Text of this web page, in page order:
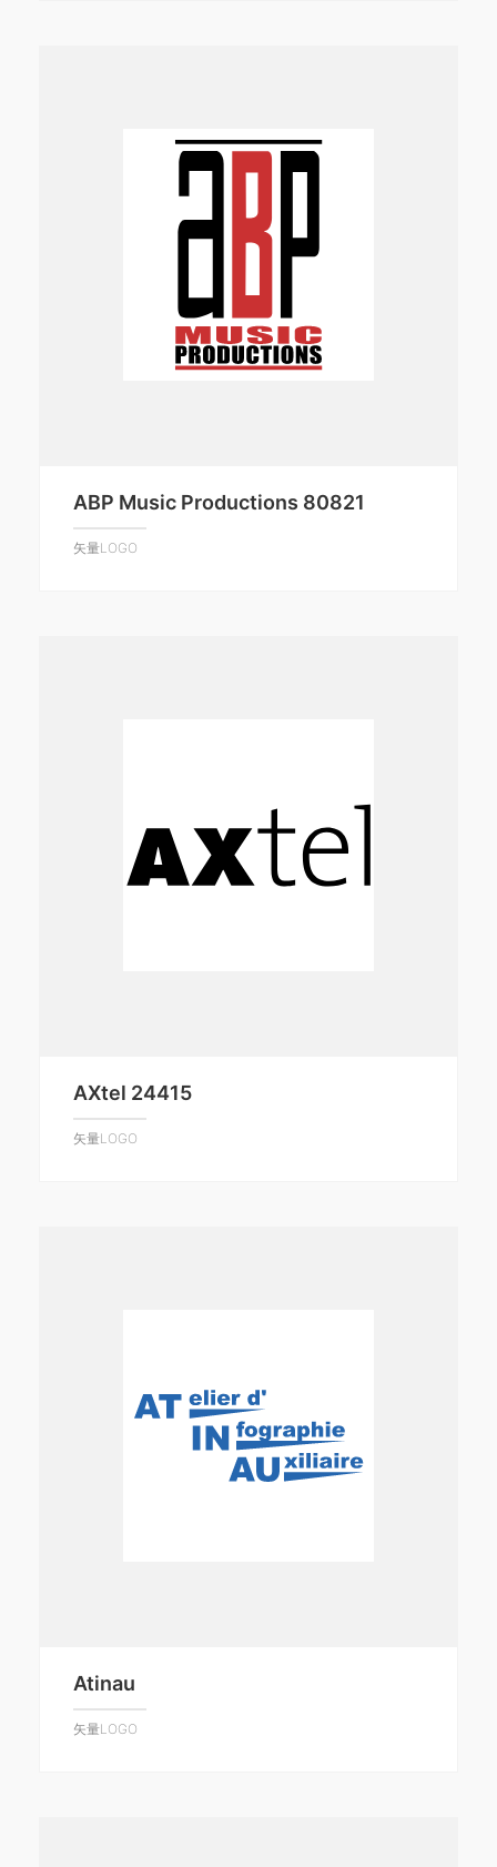
ABP Music Productions 80821
矢量LOGO
AXtel 24415
矢量LOGO
Atinau
矢量LOGO